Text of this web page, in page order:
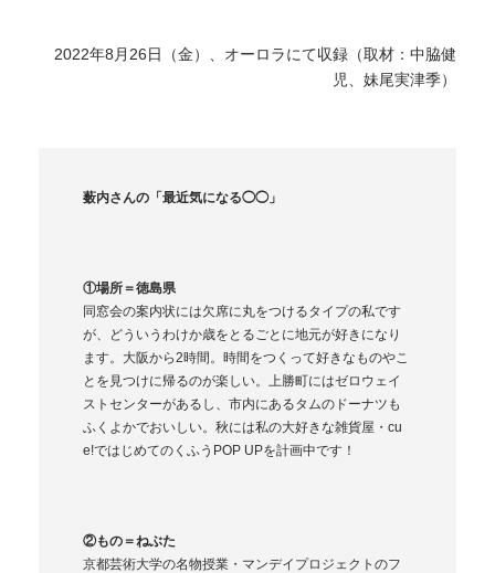
2022年8月26日（金）、 オーロラにて収録（取材： 中脇健
児
、妹尾実津季）
薮内さんの「最近気になる◯◯」
①場所＝徳島県
同窓会の案内状には欠席に丸をつけるタイプの私です
が、どういうわけか歳をとるごとに地元が好きになり
ます。大阪から2時間。時間をつくって好きなものやこ
とを見つけに帰るのが楽しい。上勝町にはゼロウェイ
ストセンターがあるし、市内にあるタムのドーナツも
ふくよかでおいしい。秋には私の大好きな雑貨屋・cu
e!ではじめてのくふうPOP UPを計画中です！
②もの＝ねぶた
京都芸術大学の名物授業・マンデイプロジェクトのフ